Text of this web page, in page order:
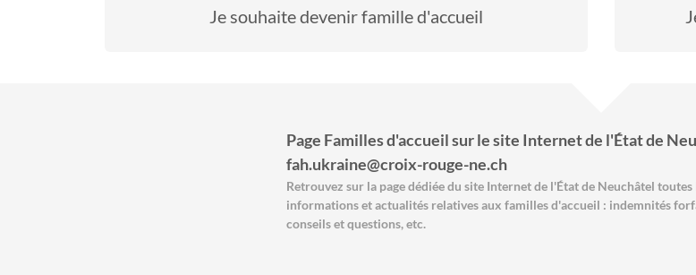
Je souhaite devenir famille d'accueil
Page Familles d'accueil sur le site Internet de l'État de
fah.ukraine@croix-rouge-ne.ch
Retrouvez sur la page dédiée du site Internet de l'État de Neuchâtel toutes
informations et actualités relatives aux familles d'accueil : indemnités
conseils et questions, etc.